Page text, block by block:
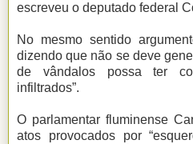
escreveu o deputado federal
No mesmo sentido
dizendo que não se deve
de vândalos possa ter
infiltrados”.
O parlamentar fluminense
atos provocados por